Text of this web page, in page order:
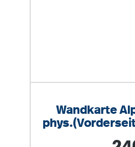
Wandkarte